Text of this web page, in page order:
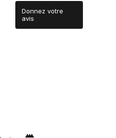
Donnez votre
avis